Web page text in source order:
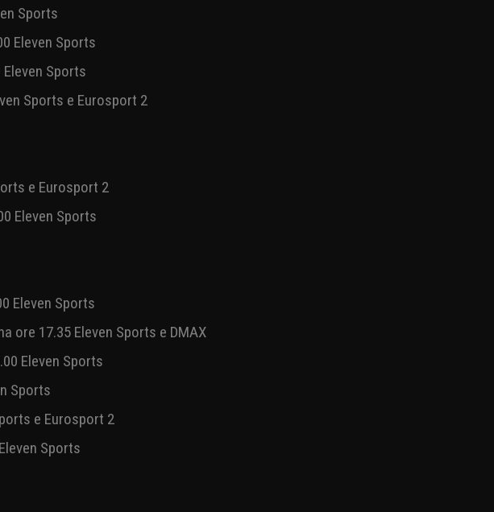
ore 17.00 Eleven Sports
Sports e NOVE
Sports
Sports
Sports e Eurosport 2
e Eurosport 2
Eleven Sports
Eleven Sports
ore 17.35 Eleven Sports e DMAX
Eleven Sports